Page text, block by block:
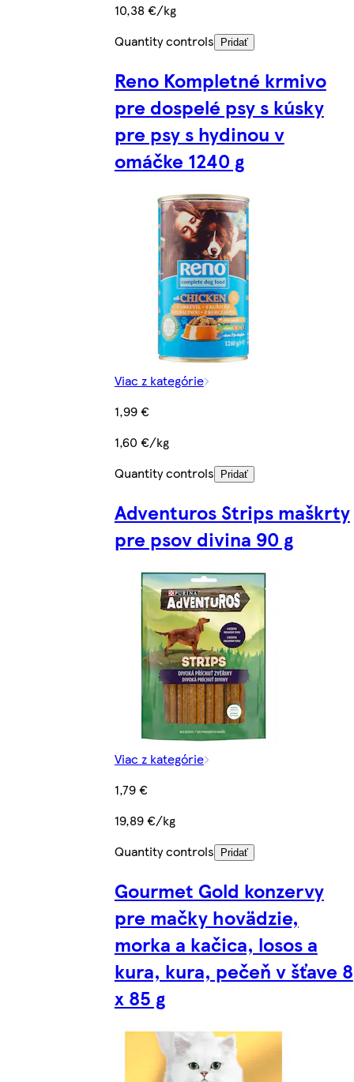
10,38 €/kg
Quantity controls
Pridať
Reno Kompletné krmivo
pre dospelé psy s kúsky
pre psy s hydinou v
omáčke 1240 g
Viac z kategórie
1,99 €
1,60 €/kg
Quantity controls
Pridať
Adventuros Strips maškrty
pre psov divina 90 g
Viac z kategórie
1,79 €
19,89 €/kg
Quantity controls
Pridať
Gourmet Gold konzervy
pre mačky hovädzie,
morka a kačica, losos a
kura, kura, pečeň v šťave 8
x 85 g